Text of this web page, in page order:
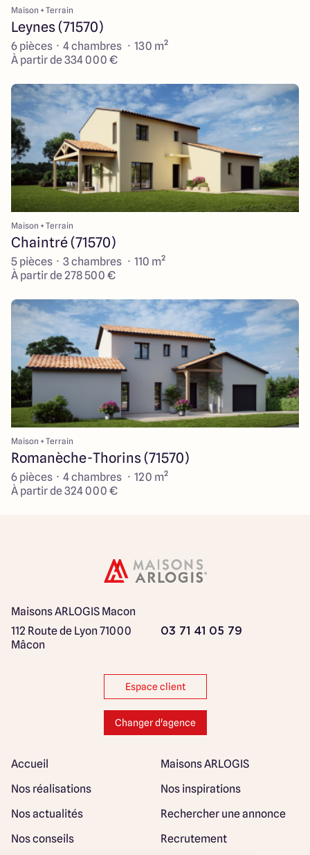
Maison + Terrain
Leynes (71570)
6 pièces · 4 chambres · 130 m²
À partir de 334 000 €
Maison + Terrain
Chaintré (71570)
5 pièces · 3 chambres · 110 m²
À partir de 278 500 €
Maison + Terrain
Romanèche-Thorins (71570)
6 pièces · 4 chambres · 120 m²
À partir de 324 000 €
Maisons ARLOGIS Macon
112 Route de Lyon 71000
Mâcon
03 71 41 05 79
Espace client
Changer d'agence
Accueil
Maisons ARLOGIS
Nos réalisations
Nos inspirations
Nos actualités
Rechercher une annonce
Nos conseils
Recrutement